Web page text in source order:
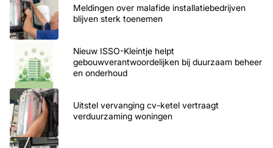
Meldingen over malafide installatiebedrijven
blijven sterk toenemen
Nieuw ISSO-Kleintje helpt
gebouwverantwoordelijken bij duurzaam beheer
en onderhoud
Uitstel vervanging cv-ketel vertraagt
verduurzaming woningen